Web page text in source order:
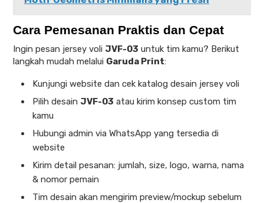
Cara Pemesanan Praktis dan Cepat
Ingin pesan jersey voli JVF-03 untuk tim kamu? Berikut
langkah mudah melalui Garuda Print:
Kunjungi website dan cek katalog desain jersey voli
Pilih desain JVF-03 atau kirim konsep custom tim
kamu
Hubungi admin via WhatsApp yang tersedia di
website
Kirim detail pesanan: jumlah, size, logo, warna, nama
& nomor pemain
Tim desain akan mengirim preview/mockup sebelum